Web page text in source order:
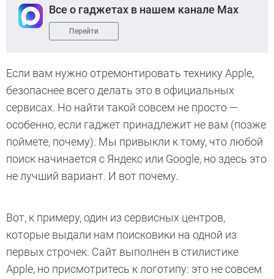
Все о гаджетах в нашем канале Max
Перейти
Если вам нужно отремонтировать технику Apple,
безопаснее всего делать это в официальных
сервисах. Но найти такой совсем не просто —
особенно, если гаджет принадлежит не вам (позже
поймете, почему). Мы привыкли к тому, что любой
поиск начинается с Яндекс или Google, но здесь это
не лучший вариант. И вот почему.
Вот, к примеру, один из сервисных центров,
которые выдали нам поисковики на одной из
первых строчек. Сайт выполнен в стилистике
Apple, но присмотритесь к логотипу: это не совсем